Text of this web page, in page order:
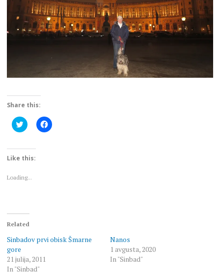
Share this:
Click
to
Twitter
(Opens
in
Click
to
Like this:
Loading...
Related
Sinbadov prvi obisk Šmarne
gore
21 julija, 2011
In "Sinbad"
Nanos
1 avgusta, 2020
In "Sinbad"